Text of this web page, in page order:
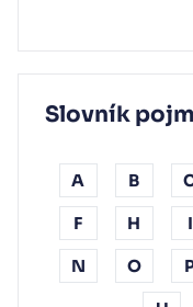
Slovník
A B
F H I
N O